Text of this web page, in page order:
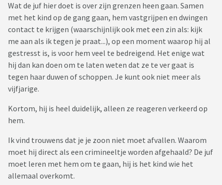
bericht (krijgen wij pas maandag).
Gister moesten mijn man en ik op gesprek komen bij de IB'er
van school. In dit gesprek hebben wij te horen gekregen dat
hij in elk geval tot we een vervolg gesprek hebben n.a.v. de
uitslagen van de GGZ en rondetafelgesprek, onze zoon de
middagen niet meer naar school mag komen. De leerkracht
heeft haar grens aangegeven.
Wij hebben het hier heel erg moeilijk mee. Als zij het nu al
niet meer weten, waar gaat dit dan heen? Hij is pas 5 jaar. Wij
vanwege onze oudste zoon die ook al eens heeft moeten
veranderen van school vanwege deze hele gebeuren.
Ook gaf de school aan dat speciaal onderwijs waarschijnlijk
geen optie is aangezien hij daar te slim voor zou zijn. Maar
Wat de juf hier doet is over zijn grenzen heen gaan. Samen
met het kind op de gang gaan, hem vastgrijpen en dwingen
contact te krijgen (waarschijnlijk ook met een zin als: kijk
me aan als ik tegen je praat...), op een moment waarop hij al
gestresst is, is voor hem veel te bedreigend. Het enige wat
hij dan kan doen om te laten weten dat ze te ver gaat is
tegen haar duwen of schoppen. Je kunt ook niet meer als
vijfjarige.
Kortom, hij is heel duidelijk, alleen ze reageren verkeerd op
hem.
Ik vind trouwens dat je je zoon niet moet afvallen. Waarom
moet hij direct als een crimineeltje worden afgehaald? De juf
moet leren met hem om te gaan, hij is het kind wie het
allemaal overkomt.